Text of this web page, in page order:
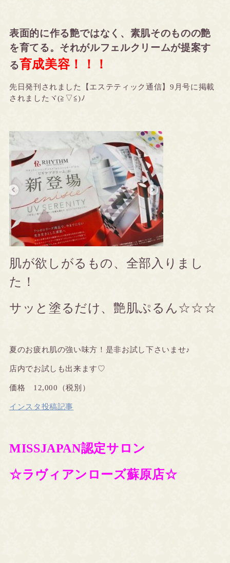
表面的に作る艶ではなく、素肌そのものの艶
を育てる。それがルフェルクリームが提案す
る育成美容！！！
先日発刊されました【エステティック通信】9月号に掲載
されましたヾ(≧▽≦)ﾉ
肌が欲しがるもの、全部入りまし
た！
サッと塗るだけ、艶肌ぷるん☆☆☆
夏のお疲れ肌の強い味方！是非お試し下さいませ♪
店内でお試しも出来ます♡
価格 12,000（税別）
インスタ投稿記事
MISSJAPAN認定サロン
☆ラヴィアンローズ蘇原店☆